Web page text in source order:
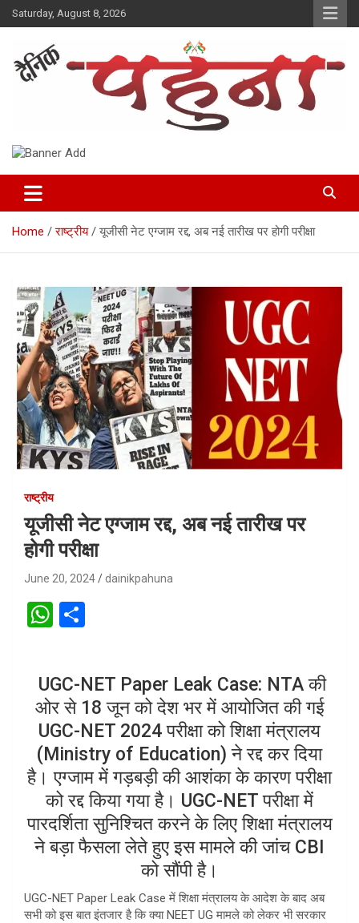
Skip
to
Saturday, August 8, 2026
Dainik Pahuna
Home राष्ट्रीय यूजीसी नेट एग्जाम रद्द, अब नई तारीख पर होगी परीक्षा
राष्ट्रीय
यूजीसी नेट एग्जाम रद्द, अब नई तारीख पर
होगी परीक्षा
June 20, 2024 dainikpahuna
W
s
A
p
p
e
UGC-NET Paper Leak Case: NTA की
ओर से 18 जून को देश भर में आयोजित की गई
UGC-NET 2024 परीक्षा को शिक्षा मंत्रालय
(Ministry of Education) ने रद्द कर दिया
है। एग्जाम में गड़बड़ी की आशंका के कारण परीक्षा
को रद्द किया गया है। UGC-NET परीक्षा में
पारदर्शिता सुनिश्चित करने के लिए शिक्षा मंत्रालय
ने बड़ा फैसला लेते हुए इस मामले की जांच CBI
को सौंपी है।
UGC-NET Paper Leak Case में शिक्षा मंत्रालय के आदेश के बाद अब
सभी को इस बात इंतजार है कि क्या NEET UG मामले को लेकर भी सरकार